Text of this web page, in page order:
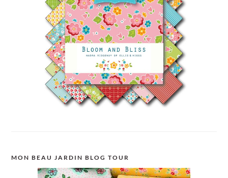
MON BEAU JARDIN BLOG TOUR